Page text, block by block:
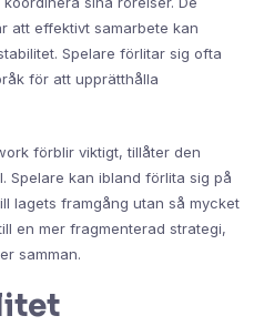
att effektivt samarbete kan
Spelare förlitar sig ofta
för att upprätthålla
förblir viktigt, tillåter den
Spelare kan ibland förlita sig på
lagets framgång utan så mycket
en mer fragmenterad strategi,
samman.